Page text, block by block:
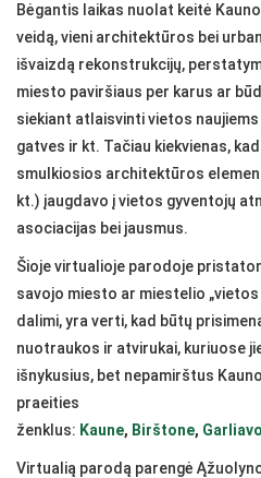
Bėgantis laikas nuolat keitė
veidą, vieni architektūros bei
išvaizdą rekonstrukcijų,
miesto paviršiaus per karus ar
siekiant atlaisvinti vietos
gatves ir kt. Tačiau kiekvienas,
smulkiosios architektūros
kt.) įaugdavo į vietos gyventojų
asociacijas bei jausmus.
Šioje virtualioje parodoje
savojo miesto ar miestelio
dalimi, yra verti, kad būtų
nuotraukos ir atvirukai, kuriuose
išnykusius, bet nepamirštus
praeities
ženklus: Kaune, Birštone,
Virtualią parodą parengė